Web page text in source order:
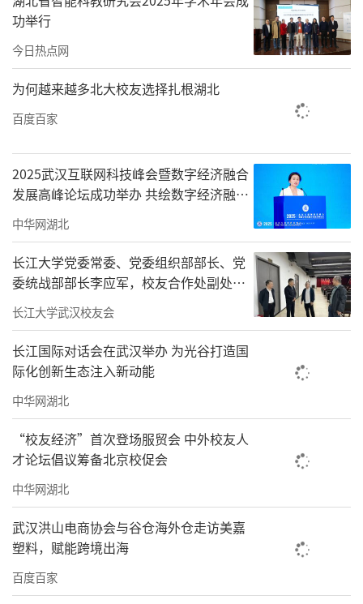
功举行
今日热点网
为何越来越多北大校友选择扎根湖北
百度百家
2025武汉互联网科技峰会暨数字经济融合
发展高峰论坛成功举办 共绘数字经济融合
发展新蓝图
中华网湖北
长江大学党委常委、党委组织部部长、党
委统战部部长李应军，校友合作处副处长
梅飞莅临武汉校友会指导工作
长江大学武汉校友会
长江国际对话会在武汉举办 为光谷打造国
际化创新生态注入新动能
中华网湖北
“校友经济”首次登场服贸会 中外校友人
才论坛倡议筹备北京校促会
中华网湖北
武汉洪山电商协会与谷仓海外仓走访美嘉
塑料，赋能跨境出海
百度百家